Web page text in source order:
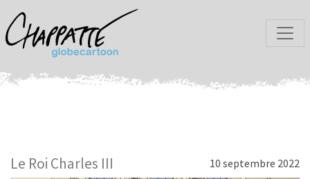
Le Roi Charles III 10 septembre 2022